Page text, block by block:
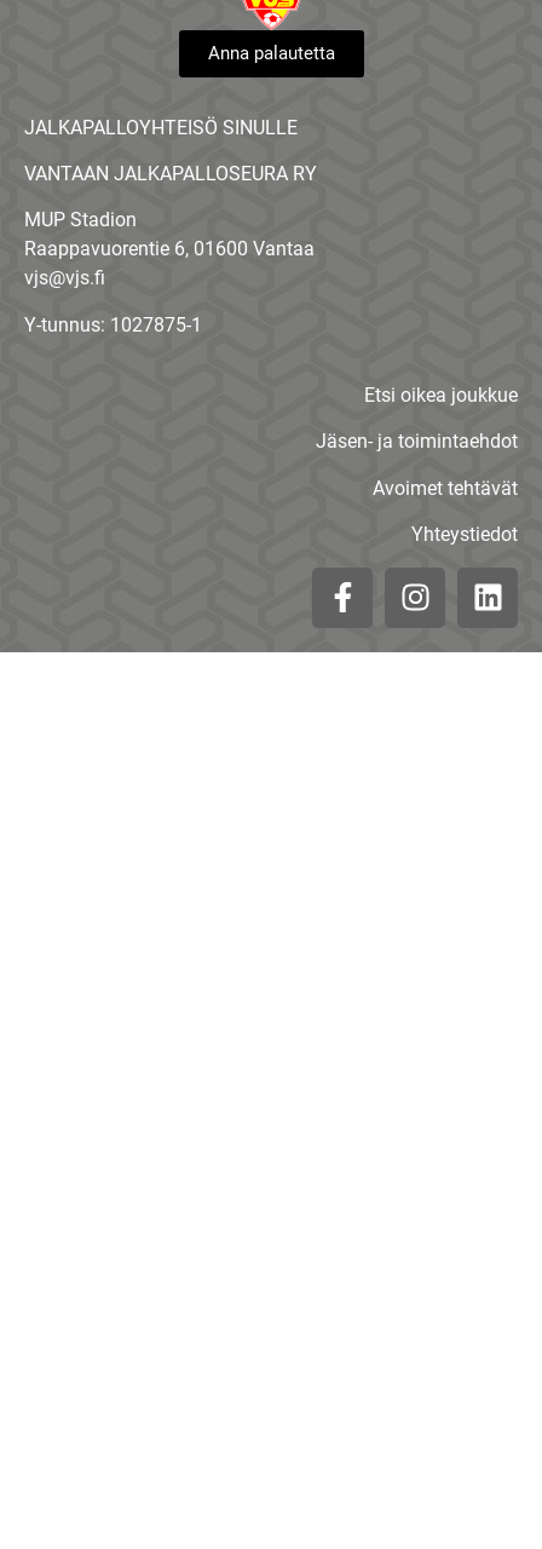
Anna palautetta
JALKAPALLOYHTEISÖ SINULLE
VANTAAN JALKAPALLOSEURA RY
MUP Stadion
Raappavuorentie 6, 01600 Vantaa
vjs@vjs.fi
Y-tunnus: 1027875-1
Etsi oikea joukkue
Jäsen- ja toimintaehdot
Avoimet tehtävät
Yhteystiedot